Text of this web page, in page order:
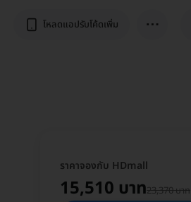
โหลดแอปรับโค้ดเพิ่ม ⋯
ราคาจองกับ HDmall
15,510 บาท23,370 บาท